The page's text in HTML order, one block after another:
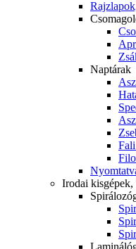
Naptárak
Irodai kisgépek,